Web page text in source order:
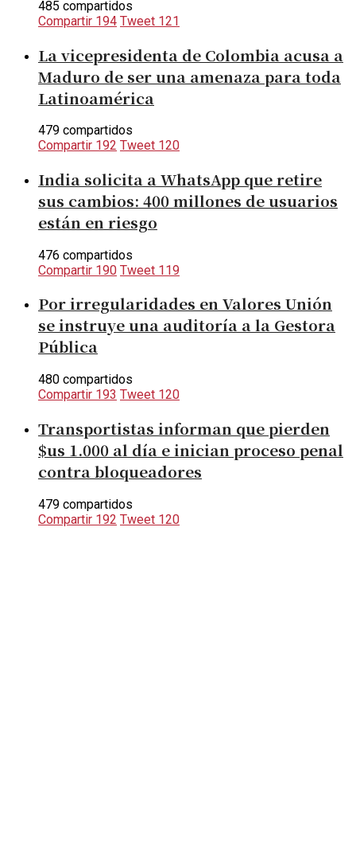
485 compartidos
Compartir 194 Tweet 121
La vicepresidenta de Colombia acusa a
Maduro de ser una amenaza para toda
Latinoamérica
479 compartidos
Compartir 192 Tweet 120
India solicita a WhatsApp que retire
sus cambios: 400 millones de usuarios
están en riesgo
476 compartidos
Compartir 190 Tweet 119
Por irregularidades en Valores Unión
se instruye una auditoría a la Gestora
Pública
480 compartidos
Compartir 193 Tweet 120
Transportistas informan que pierden
$us 1.000 al día e inician proceso penal
contra bloqueadores
479 compartidos
Compartir 192 Tweet 120